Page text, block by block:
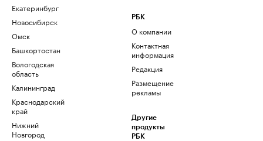
Екатеринбург
Новосибирск
Омск
Башкортостан
Вологодская
область
Калининград
Краснодарский
край
Нижний
Новгород
РБК
О компании
Контактная
информация
Редакция
Размещение
рекламы
Другие
продукты
РБК